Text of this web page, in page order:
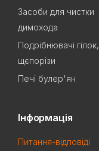
Засоби для чистки
димохода
Подрібнювачі гілок,
щєпорізи
Печі булер'ян
Інформація
Питання-відповіді